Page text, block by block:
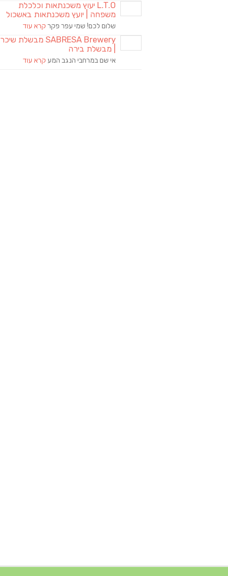
L.T.O יעוץ משכנתאות וכלכלת
משפחה | יועץ משכנתאות באשכול
שלום לכם! שמי עפר פקר קרא עוד
SABRESA Brewery מבשלת שיכר
| מבשלת בירה
אי שם במרחבי הנגב המע קרא עוד